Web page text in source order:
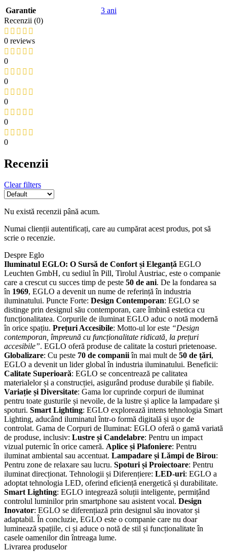
Garantie
3 ani
Recenzii (0)
0 reviews
0
0
0
0
0
Recenzii
Clear filters
Nu există recenzii până acum.
Numai clienții autentificați, care au cumpărat acest produs, pot să
scrie o recenzie.
Despre Eglo
Iluminatul EGLO: O Sursă de Confort și Eleganță EGLO
Leuchten GmbH, cu sediul în Pill, Tirolul Austriac, este o companie
care a crescut cu succes timp de peste 50 de ani. De la fondarea sa
în 1969, EGLO a devenit un nume de referință în industria
iluminatului. Puncte Forte: Design Contemporan: EGLO se
distinge prin designul său contemporan, care îmbină estetica cu
funcționalitatea. Corpurile de iluminat EGLO aduc o notă modernă
în orice spațiu. Prețuri Accesibile: Motto-ul lor este “Design
contemporan, împreună cu funcționalitate ridicată, la prețuri
accesibile”. EGLO oferă produse de calitate la costuri prietenoase.
Globalizare: Cu peste 70 de companiiîn mai mult de 50 de țări,
EGLO a devenit un lider global în industria iluminatului. Beneficii:
Calitate Superioară: EGLO se concentrează pe calitatea
materialelor și a construcției, asigurând produse durabile și fiabile.
Variație și Diversitate: Gama lor cuprinde corpuri de iluminat
pentru toate gusturile și nevoile, de la lustre și aplice la lampadare și
spoturi. Smart Lighting: EGLO explorează intens tehnologia Smart
Lighting, aducând iluminatul într-o formă digitală și ușor de
controlat. Gama de Corpuri de Iluminat: EGLO oferă o gamă variată
de produse, inclusiv: Lustre și Candelabre: Pentru un impact
vizual puternic în orice cameră. Aplice și Plafoniere: Pentru
iluminat ambiental sau accentuat. Lampadare și Lămpi de Birou:
Pentru zone de relaxare sau lucru. Spoturi și Proiectoare: Pentru
iluminat direcționat. Tehnologii și Diferențiere: LED-uri: EGLO a
adoptat tehnologia LED, oferind eficiență energetică și durabilitate.
Smart Lighting: EGLO integrează soluții inteligente, permițând
controlul luminilor prin smartphone sau asistent vocal. Design
Inovator: EGLO se diferențiază prin designul său inovator și
adaptabil. În concluzie, EGLO este o companie care nu doar
luminează spațiile, ci și aduce o notă de stil și funcționalitate în
casele oamenilor din întreaga lume.
Livrarea produselor